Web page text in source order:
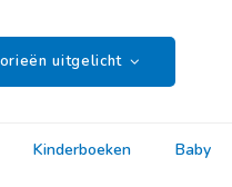
uitgelicht
Kinderboeken Baby